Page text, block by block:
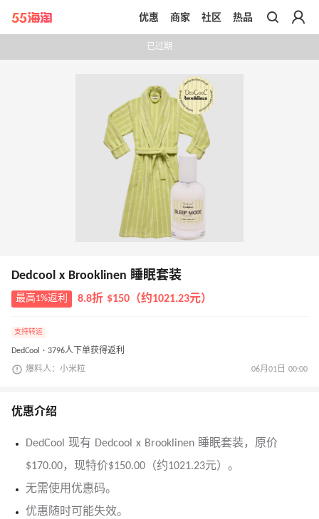
带你去官网买正品
优惠 商家 社区 热品
已过期
Dedcool x Brooklinen 睡眠套装
最高1%返利 8.8折 $150（约1021.23元）
支持转运
DedCool · 3796人下单获得返利
爆料人：小米粒 06月01日 00:00
优惠介绍
DedCool 现有 Dedcool x Brooklinen 睡眠套装，原价
$170.00，现特价$150.00（约1021.23元）。
无需使用优惠码。
优惠随时可能失效。